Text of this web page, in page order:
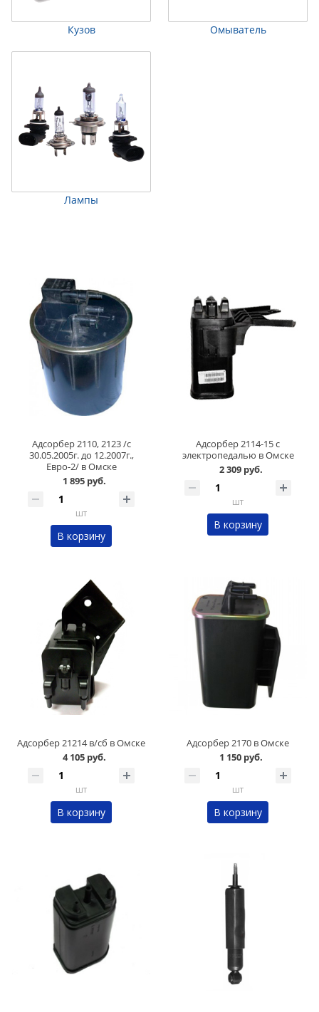
Кузов Омыватель
Лампы
Адсорбер 2110, 2123 /с
30.05.2005г. до 12.2007г.,
Евро-2/ в Омске
1 895 руб.
шт
В корзину
Адсорбер 2114-15 с
электропедалью в Омске
2 309 руб.
шт
В корзину
Адсорбер 21214 в/сб в Омске
4 105 руб.
шт
В корзину
Адсорбер 2170 в Омске
1 150 руб.
шт
В корзину